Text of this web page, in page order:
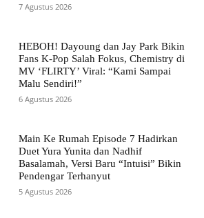
7 Agustus 2026
HEBOH! Dayoung dan Jay Park Bikin
Fans K-Pop Salah Fokus, Chemistry di
MV ‘FLIRTY’ Viral: “Kami Sampai
Malu Sendiri!”
6 Agustus 2026
Main Ke Rumah Episode 7 Hadirkan
Duet Yura Yunita dan Nadhif
Basalamah, Versi Baru “Intuisi” Bikin
Pendengar Terhanyut
5 Agustus 2026